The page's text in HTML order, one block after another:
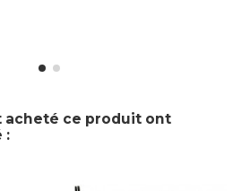
acheté ce produit ont
: